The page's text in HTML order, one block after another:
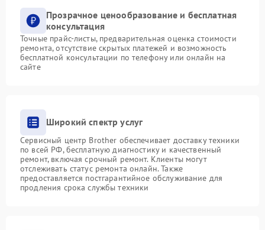
Прозрачное ценообразование и бесплатная
консультация
Точные прайс-листы, предварительная оценка стоимости
ремонта, отсутствие скрытых платежей и возможность
бесплатной консультации по телефону или онлайн на
сайте
Широкий спектр услуг
Сервисный центр Brother обеспечивает доставку техники
по всей РФ, бесплатную диагностику и качественный
ремонт, включая срочный ремонт. Клиенты могут
отслеживать статус ремонта онлайн. Также
предоставляется постгарантийное обслуживание для
продления срока службы техники